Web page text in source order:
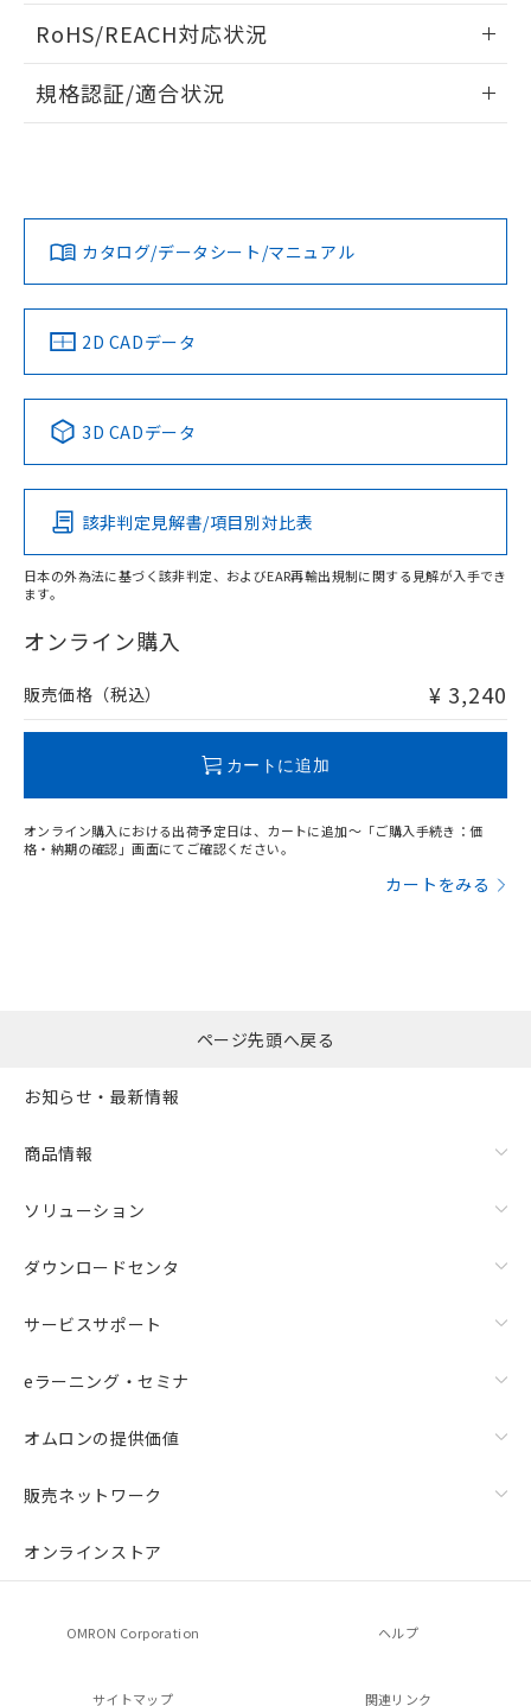
ドすることができます。
ログイン/会員登録
ダウンロードデータをご利用いただく前に、以下を必ずお読
みください。
ソフトウェアの使用条件
RoHS/REACH対応状況
EU RoHS 注意事項・凡例
対応済み
中国 RoHS 注意事項・凡例
Pb Hg Cd Cr(VI)
O
在庫等で未対応品が混在する可能性があります。
問い合わせください。
規格認証/適合状況
LR型式承認
（イギリス
船舶規格）
DNV型式承認
（ノルウェー
BV型式承認
（フランス
KR型式
（韓国
No No No No
この製品の規格認証/適合状況ページへ
その他の認証はこちらのページからご検索ください
カタログ/データシート/マニュアル
2D CADデータ
3D CADデータ
該非判定見解書/項目別対比表
日本の外為法に基づく該非判定、およびEAR再輸出規制に関する見解が入手でき
ます。
オンライン購入
販売価格（税込） ¥ 3,240
カートに追加
オンライン購入における出荷予定日は、カートに追加～「ご購入手続き：価
格・納期の確認」画面にてご確認ください。
カートをみる
ページ先頭へ戻る
お知らせ・最新情報
商品情報
ソリューション
ダウンロードセンタ
サービスサポート
eラーニング・セミナ
オムロンの提供価値
販売ネットワーク
オンラインストア
OMRON Corporation ヘルプ
サイトマップ 関連リンク